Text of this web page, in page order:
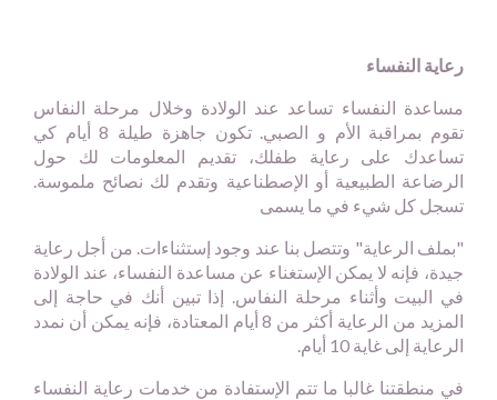
رعاية النفساء
مساعدة النفساء تساعد عند الولادة وخلال مرحلة النفاس
تقوم بمراقبة الأم و الصبي. تكون جاهزة طيلة 8 أيام كي
تساعدك على رعاية طفلك، تقديم المعلومات لك حول
الرضاعة الطبيعية أو الإصطناعية وتقدم لك نصائح ملموسة.
تسجل كل شيء في ما يسمى
"بملف الرعاية" وتتصل بنا عند وجود إستثناءات. من أجل رعاية
جيدة، فإنه لا يمكن الإستغناء عن مساعدة النفساء، عند الولادة
في البيت وأثناء مرحلة النفاس. إذا تبين أنك في حاجة إلى
المزيد من الرعاية أكثر من 8 أيام المعتادة، فإنه يمكن أن نمدد
الرعاية إلى غاية 10 أيام.
في منطقتنا غالبا ما تتم الإستفادة من خدمات رعاية النفساء